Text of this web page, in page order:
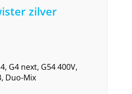
zilver
G4 next, G54 400V,
Duo-Mix